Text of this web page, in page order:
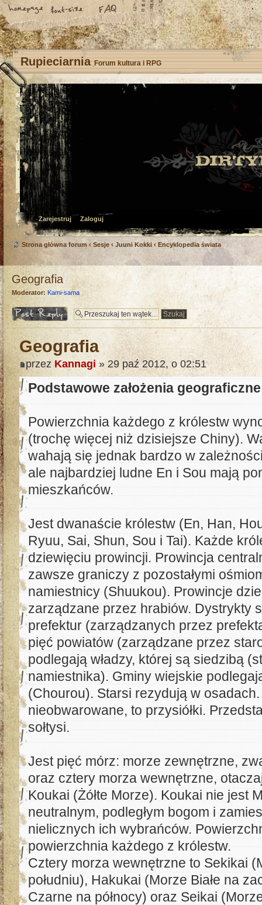
Rupieciarnia Forum kultura i RPG
Zarejestruj Zaloguj
Strona główna forum ‹ Sesje ‹ Juuni Kokki ‹ Encyklopedia świata
Geografia
Moderator: Kami-sama
Odpowiedz
Geografia
przez Kannagi » 29 paź 2012, o 02:51
Podstawowe założenia geograficzne
Powierzchnia każdego z królestw
(trochę więcej niż dzisiejsze Chiny).
wahają się jednak bardzo w
ale najbardziej ludne En i Sou mają
mieszkańców.
Jest dwanaście królestw (En, Han,
Ryuu, Sai, Shun, Sou i Tai). Każde
dziewięciu prowincji. Prowincja
zawsze graniczy z pozostałymi
namiestnicy (Shuukou). Prowincje
zarządzane przez hrabiów. Dystrykty
prefektur (zarządzanych przez
pięć powiatów (zarządzane przez
podlegają władzy, której są siedzibą
namiestnika). Gminy wiejskie
(Chourou). Starsi rezydują w
nieobwarowane, to przysiółki.
sołtysi.
Jest pięć mórz: morze zewnętrzne,
oraz cztery morza wewnętrzne,
Koukai (Żółte Morze). Koukai nie jest
neutralnym, podległym bogom i
nielicznych ich wybrańców.
powierzchnia każdego z królestw.
Cztery morza wewnętrzne to Sekikai
południu), Hakukai (Morze Białe na
Czarne na północy) oraz Seikai